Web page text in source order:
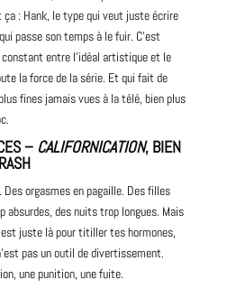
: Hank, le type qui veut juste écrire
passe son temps à le fuir. C’est
entre l’idéal artistique et le
la force de la série. Et qui fait de
fines jamais vues à la télé, bien plus
– CALIFORNICATION, BIEN
Des orgasmes en pagaille. Des filles
des nuits trop longues. Mais
juste là pour titiller tes hormones,
pas un outil de divertissement.
une punition, une fuite.